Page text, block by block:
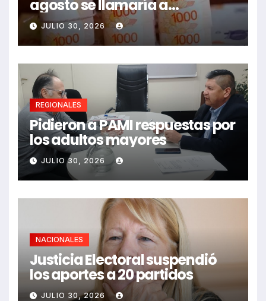
agosto se llamaría a
paritarias
JULIO 30, 2026
REGIONALES
Pidieron a PAMI respuestas por
los adultos mayores
JULIO 30, 2026
NACIONALES
Justicia Electoral suspendió
los aportes a 20 partidos
JULIO 30, 2026